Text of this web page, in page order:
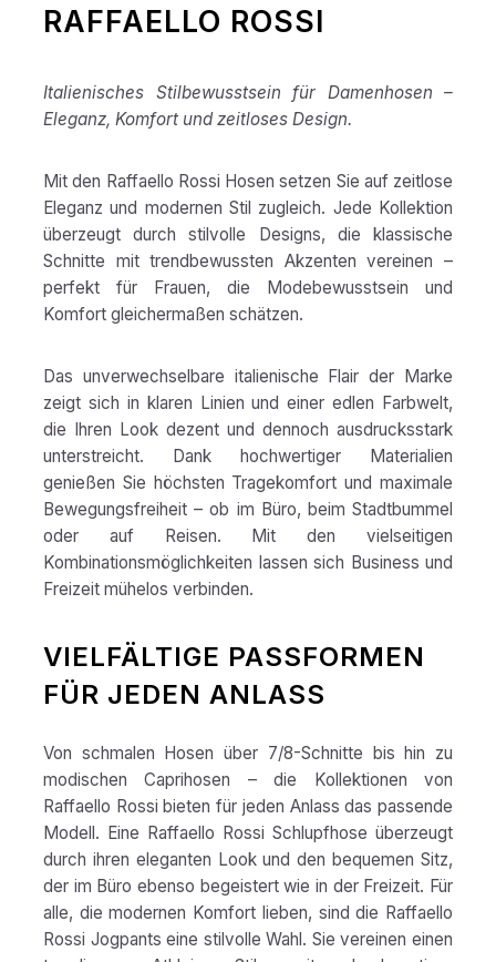
RAFFAELLO ROSSI
Italienisches Stilbewusstsein für Damenhosen –
Eleganz, Komfort und zeitloses Design.
Mit den Raffaello Rossi Hosen setzen Sie auf zeitlose
Eleganz und modernen Stil zugleich. Jede Kollektion
überzeugt durch stilvolle Designs, die klassische
Schnitte mit trendbewussten Akzenten vereinen –
perfekt für Frauen, die Modebewusstsein und
Komfort gleichermaßen schätzen.
Das unverwechselbare italienische Flair der Marke
zeigt sich in klaren Linien und einer edlen Farbwelt,
die Ihren Look dezent und dennoch ausdrucksstark
unterstreicht. Dank hochwertiger Materialien
genießen Sie höchsten Tragekomfort und maximale
Bewegungsfreiheit – ob im Büro, beim Stadtbummel
oder auf Reisen. Mit den vielseitigen
Kombinationsmöglichkeiten lassen sich Business und
Freizeit mühelos verbinden.
VIELFÄLTIGE PASSFORMEN
FÜR JEDEN ANLASS
Von schmalen Hosen über 7/8-Schnitte bis hin zu
modischen Caprihosen – die Kollektionen von
Raffaello Rossi bieten für jeden Anlass das passende
Modell. Eine Raffaello Rossi Schlupfhose überzeugt
durch ihren eleganten Look und den bequemen Sitz,
der im Büro ebenso begeistert wie in der Freizeit. Für
alle, die modernen Komfort lieben, sind die Raffaello
Rossi Jogpants eine stilvolle Wahl. Sie vereinen einen